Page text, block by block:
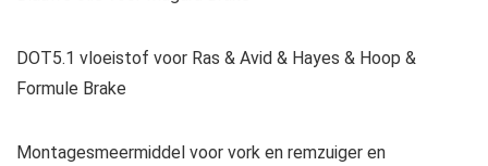
DOT5.1 vloeistof voor Ras & Avid & Hayes & Hoop &
Formule Brake
Montagesmeermiddel voor vork en remzuiger en